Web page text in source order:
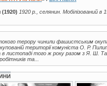
1920 р., селянин. Мобілізований
терору чинили фашистським
території комуніста О. Р.
в листопаді того ж року разом з Я. Ш.
та...